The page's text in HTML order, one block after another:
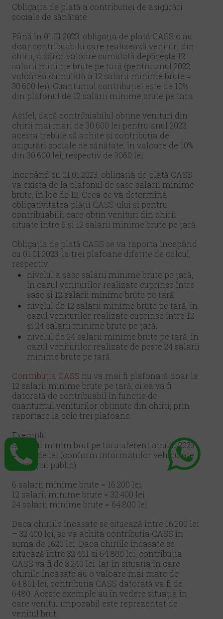
Obligația de plată a contribuției de asigurări
sociale de sănătate
Până în 01.01.2023, obligația de plată CASS o au
doar contribuabilii care realizează venituri din
chirii, a căror valoare cumulată depășește 12
salarii minime brute pe țară (pentru anul 2022,
valoarea cumulată a 12 salarii minime brute =
30.600 lei). Cuantumul contribuției este de 10%
din plafonul de 12 salarii minime brute pe tara.
Astfel, dacă contribuabilul obține venituri din
chirii mai mari de 30.600 lei pentru anul 2022,
acesta trebuie să achite și contribuția de
asigurări sociale de sănătate, în valoare de 10%
din 30.600 lei, respectiv de 3060 lei.
Începând cu 01.01.2023, obligația de plată CASS
va exista de la plafonul de șase salarii minime
brute, în loc de 12. Ceea ce va determina
obligativitatea plății CASS-ului și pentru
contribuabilii care obțin venituri din chirii
situate între 6 și 12 salarii minime brute pe țară.
Obligația de plată CASS se va raporta începând
cu 01.01.2023, la trei plafoane diferite de calcul,
respectiv:
nivelul a șase salarii minime brute pe țară,
în cazul veniturilor realizate cuprinse între
șase și 12 salarii minime brute pe țară;
nivelul de 12 salarii minime brute pe țară, în
cazul veniturilor realizate cuprinse între 12
și 24 salarii minime brute pe țară;
nivelul de 24 salarii minime brute pe țară, în
cazul veniturilor realizate de peste 24 salarii
minime brute pe țară.
Contribuția CASS nu va mai fi plafonată doar la
12 salarii minime brute pe țară, ci ea va fi
datorată de contribuabil în funcție de
cuantumul veniturilor obținute din chirii, prin
raportare la cele trei plafoane.
Exemplu:
Salariul minim brut pe tara aferent anului 2023
= 2700 de lei (conform informațiilor vehiculate
in spațiul public).
6 salarii minime brute = 16.200 lei
12 salarii minime brute = 32.400 lei
24 salarii minime brute = 64.800 lei
Daca chiriile încasate se situează între 16.200 lei
– 32.400 lei, se va achita contribuția CASS în
suma de 1620 lei. Daca chiriile încasate se
situează între 32.401 si 64.800 lei, contribuția
CASS va fi de 3.240 lei. Iar în situația în care
chiriile încasate au o valoare mai mare de
64.801 lei, contribuția CASS datorată va fi de
6480. Aceste exemple au în vedere situația în
care venitul impozabil este reprezentat de
venitul brut.